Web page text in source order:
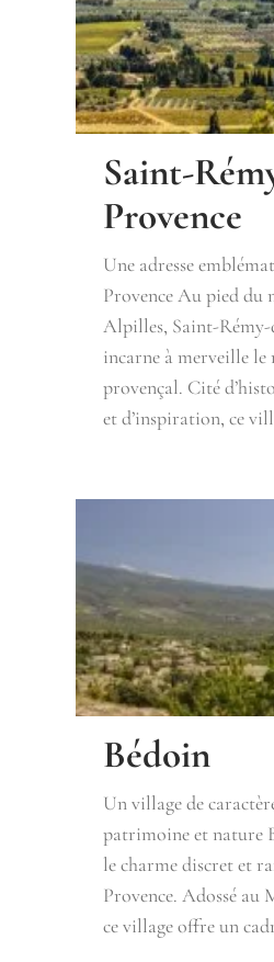
Saint-
Provence
Une adresse
Provence Au pied du
Alpilles, Saint-Rémy-
incarne à merveille
provençal. Cité
et d’inspiration, ce
Bédoin
Un village de
patrimoine et nature
le charme discret et
Provence. Adossé au
ce village offre un